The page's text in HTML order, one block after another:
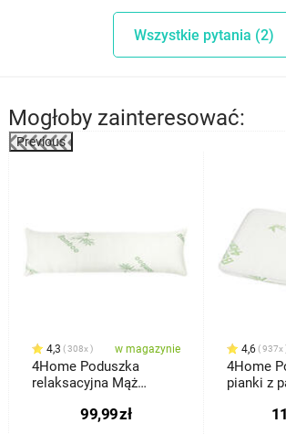
pozdrawiamy, www.4home.pl.
Wszystkie pytania (2)
Mogłoby zainteresować:
Previous
4,3 308x w magazynie
4Home Poduszka
relaksacyjna Mąż
pamięcią kształtu
99,99zł
4,6 937x
4Home
pianki z